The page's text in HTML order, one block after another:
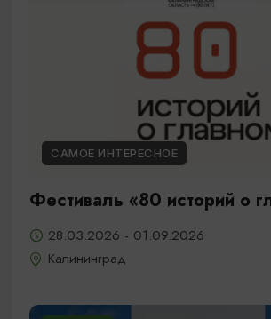
САМОЕ ИНТЕРЕСНОЕ
Фестиваль «80 историй о
28.03.2026 - 01.09.2026
Калининград